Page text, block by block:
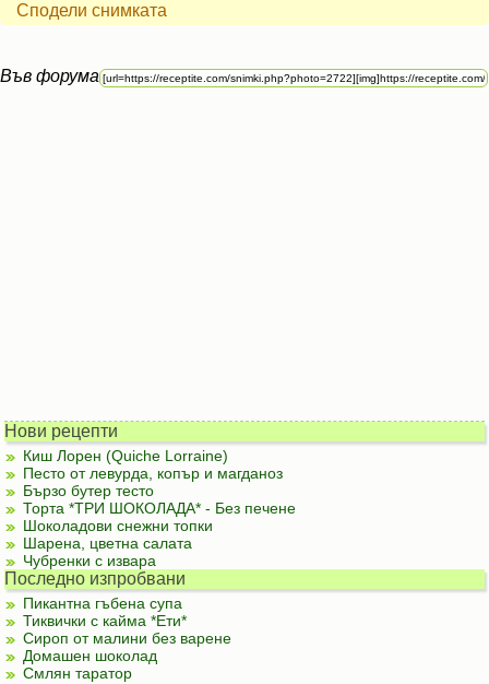
Сподели снимката
Във форума
Нови рецепти
Киш Лорен (Quiche Lorraine)
Песто от левурда, копър и магданоз
Бързо бутер тесто
Торта *ТРИ ШОКОЛАДА* - Без печене
Шоколадови снежни топки
Шарена, цветна салата
Чубренки с извара
Последно изпробвани
Пикантна гъбена супа
Тиквички с кайма *Ети*
Сироп от малини без варене
Домашен шоколад
Смлян таратор